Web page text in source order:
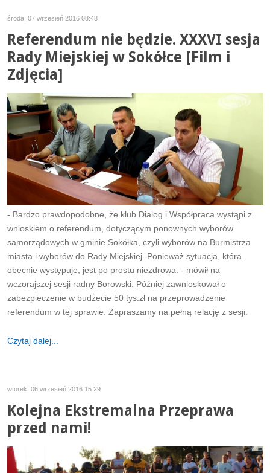
środa, 07 wrzesień 2016 08:48
Referendum nie będzie. XXXVI sesja
Rady Miejskiej w Sokółce [Film i
Zdjęcia]
- Bardzo prawdopodobne, że klub Dialog i Współpraca wystąpi z
wnioskiem o referendum, dotyczącym ponownych wyborów
samorządowych w gminie Sokółka, czyli wyborów na Burmistrza
miasta i wyborów do Rady Miejskiej. Ponieważ sytuacja, która
obecnie występuje, jest po prostu niezdrowa. - mówił na
wczorajszej sesji radny Borowski. Później zawnioskował o
zabezpieczenie w budżecie 50 tys.zł na przeprowadzenie
referendum w tej sprawie. Zapraszamy na pełną relację z sesji.
Czytaj dalej...
wtorek, 06 wrzesień 2016 15:29
Kolejna Ekstremalna Przeprawa
przed nami!